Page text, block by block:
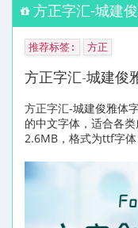
方正字汇-城建
推荐标签: 方正
方正字汇-城建俊
方正字汇-城建俊雅体
的中文字体，适合各
2.6MB，格式为ttf字